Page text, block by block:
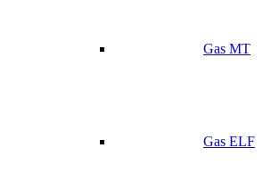
Gas MT
Gas ELF